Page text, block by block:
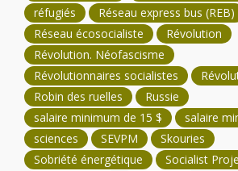
réfugiés
Réseau express bus (REB)
Réseau écosocialiste
Révolution
Révolution. Néofascisme
Révolutionnaires socialistes
Robin des ruelles
Russie
salaire minimum de 15 $
salaire
sciences
SEVPM
Skouries
Sobriété énergétique
Socialist